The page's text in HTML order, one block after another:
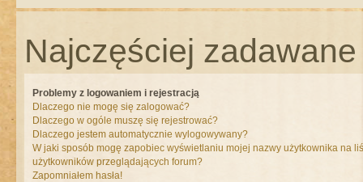
Najczęściej
Problemy z logowaniem i rejestracją
Dlaczego nie mogę się zalogować?
Dlaczego w ogóle muszę się rejestrować?
Dlaczego jestem automatycznie wylogowywany?
W jaki sposób mogę zapobiec wyświetlaniu mojej nazwy użytkownika na
użytkowników przeglądających forum?
Zapomniałem hasła!